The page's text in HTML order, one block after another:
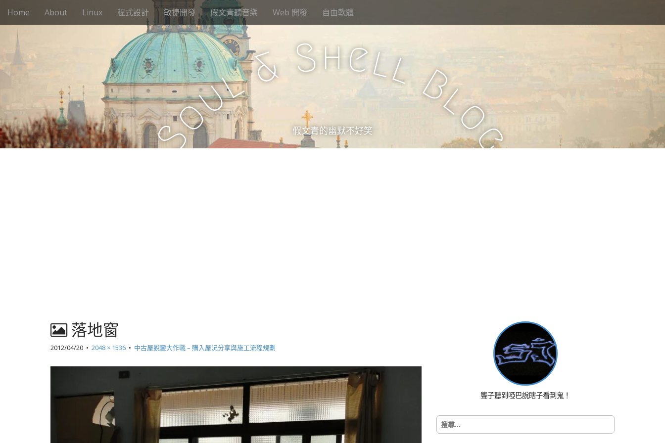
M
e
i
c
n
t
Home About Linux 程式設計 敏捷開發 假文青聽音樂 Web 開發 自由軟體
S
o
u
l& Shell B
l
o
g
假文青的幽默不好笑
落地窗
2012/04/20 • 2048 × 1536 • 中古屋蛻變大作戰 – 購入屋況分享與施工流程規劃
聾子聽到啞巴說瞎子看到鬼！
搜
尋